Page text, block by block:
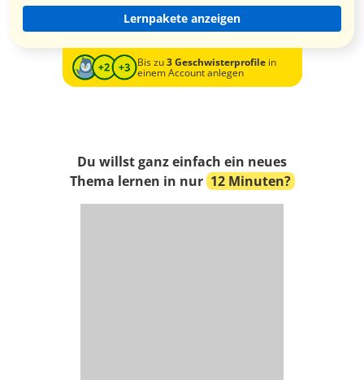
Lernpakete anzeigen
Bis zu3 Geschwisterprofilein
einem Account anlegen
Du willst ganz einfach ein neues
Thema lernen in nur 12 Minuten?